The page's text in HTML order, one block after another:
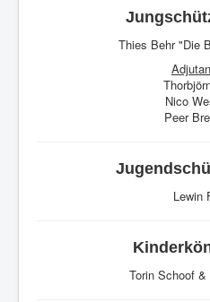
Thies Behr "Die
Nico
Peer
Lewin
Torin Schoof